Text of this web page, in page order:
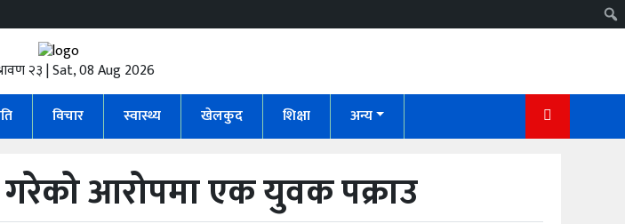
२३ | Sat, 08 Aug 2026
विचार स्वास्थ्य खेलकुद शिक्षा अन्य
गरेको आरोपमा एक युवक पक्राउ